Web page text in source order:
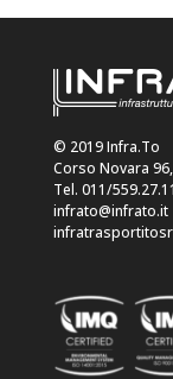
© 2019 Infra.To
Corso Novara
Tel. 011/559.27.11
infrato@infrato.it